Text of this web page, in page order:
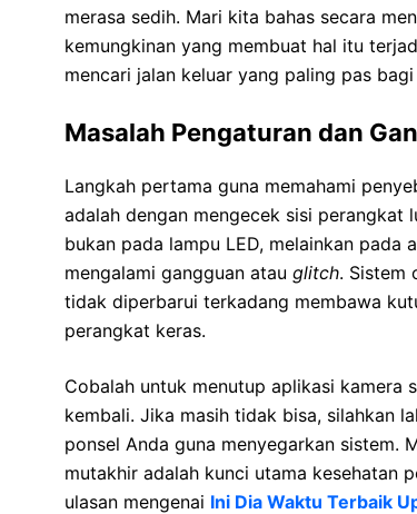
merasa sedih. Mari kita bahas secara
kemungkinan yang membuat hal itu
mencari jalan keluar yang paling pas
Masalah Pengaturan dan
Langkah pertama guna memahami
adalah dengan mengecek sisi perangkat
bukan pada lampu LED, melainkan pada
mengalami gangguan atau glitch. Sistem
tidak diperbarui terkadang membawa
perangkat keras.
Cobalah untuk menutup aplikasi kamera
kembali. Jika masih tidak bisa, silahkan
ponsel Anda guna menyegarkan sistem.
mutakhir adalah kunci utama kesehatan
ulasan mengenai Ini Dia Waktu Terbaik